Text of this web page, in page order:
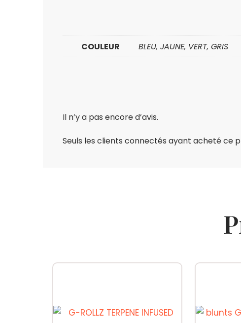
COULEUR BLEU, JAUNE, VERT, GRIS
Il n’y a pas encore d’avis.
Seuls les clients connectés ayant acheté ce